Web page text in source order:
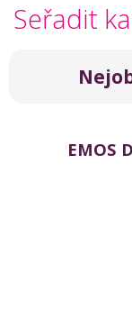
Seřadit
EMOS